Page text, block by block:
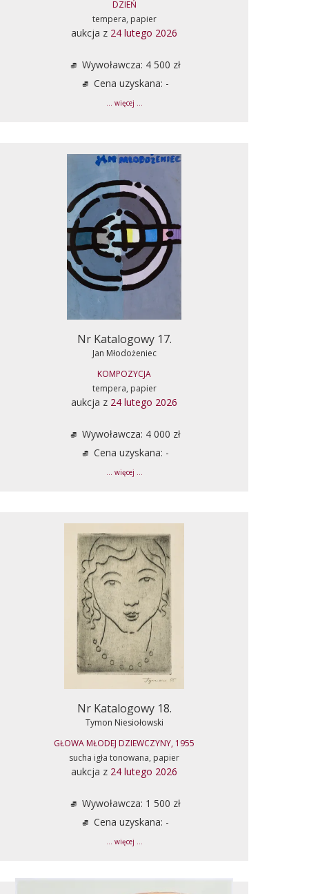
DZIEŃ
tempera, papier
aukcja z 24 lutego 2026
Wywoławcza: 4 500 zł
Cena uzyskana: -
... więcej ...
Nr Katalogowy 17.
Jan Młodożeniec
KOMPOZYCJA
tempera, papier
aukcja z 24 lutego 2026
Wywoławcza: 4 000 zł
Cena uzyskana: -
... więcej ...
Nr Katalogowy 18.
Tymon Niesiołowski
GŁOWA MŁODEJ DZIEWCZYNY, 1955
sucha igła tonowana, papier
aukcja z 24 lutego 2026
Wywoławcza: 1 500 zł
Cena uzyskana: -
... więcej ...